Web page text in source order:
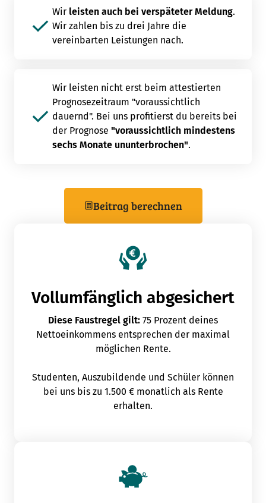
Wir leisten auch bei verspäteter Meldung.
Wir zahlen bis zu drei Jahre die
vereinbarten Leistungen nach.
Wir leisten nicht erst beim attestierten
Prognosezeitraum "voraussichtlich
dauernd". Bei uns profitierst du bereits bei
der Prognose "voraussichtlich mindestens
sechs Monate ununterbrochen".
Beitrag berechnen
Vollumfänglich abgesichert
Diese Faustregel gilt: 75 Prozent deines
Nettoeinkommens entsprechen der maximal
möglichen Rente.
Studenten, Auszubildende und Schüler können
bei uns bis zu 1.500 € monatlich als Rente
erhalten.